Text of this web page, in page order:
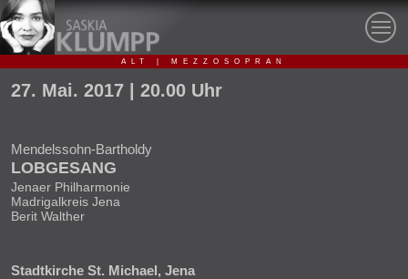
ALT | MEZZOSOPRAN
27. Mai. 2017 | 20.00 Uhr
Mendelssohn-Bartholdy
LOBGESANG
Jenaer Philharmonie
Madrigalkreis Jena
Berit Walther
Stadtkirche St. Michael, Jena